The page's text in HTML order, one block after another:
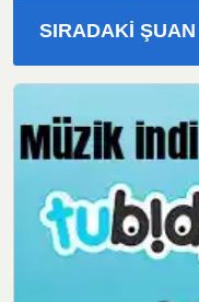
SIRADAKI